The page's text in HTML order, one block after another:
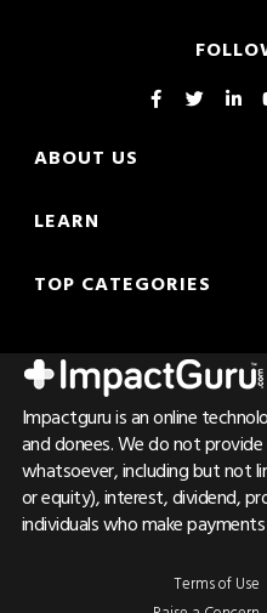
ABOUT US
LEARN
TOP CATEGORIES
Impactguru is an online
and donees. We do not
whatsoever, including but not
or equity), interest, dividend,
individuals who make
Terms of Use